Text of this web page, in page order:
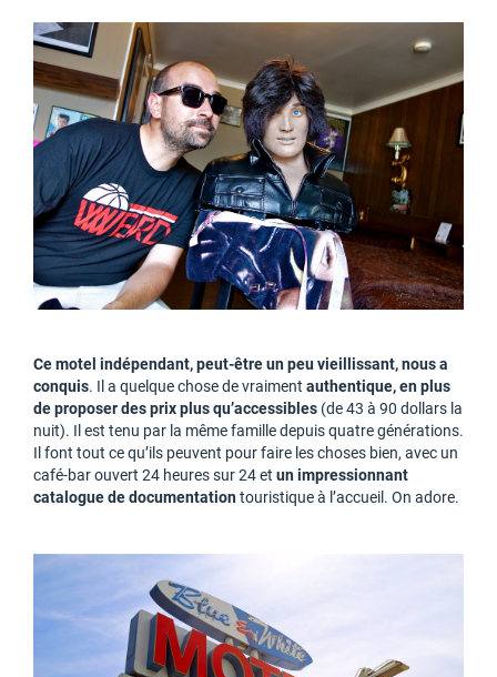
Ce motel indépendant, peut-être un peu vieillissant, nous a
conquis. Il a quelque chose de vraiment authentique, en plus
de proposer des prix plus qu’accessibles (de 43 à 90 dollars la
nuit). Il est tenu par la même famille depuis quatre générations.
Il font tout ce qu’ils peuvent pour faire les choses bien, avec un
café-bar ouvert 24 heures sur 24 et un impressionnant
catalogue de documentationtouristique à l’accueil. On adore.